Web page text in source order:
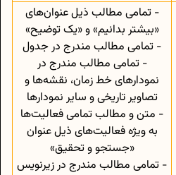
- تمامی مطالب ذیل عنوان‌های
«بیشتر بدانیم» و «یک توضیح»
- تمامی مطالب مندرج در جدول
- تمامی مطالب مندرج در
نمودارهای خط زمان، نقشه‌ها و
تصاویر تاریخی و سایر نمودارها
- متن و مطالب تمامی فعالیت‌ها
به ویژه فعالیت‌های ذیل عنوان
«جستجو و تحقیق»
- تمامی مطالب مندرج در زیرنویس